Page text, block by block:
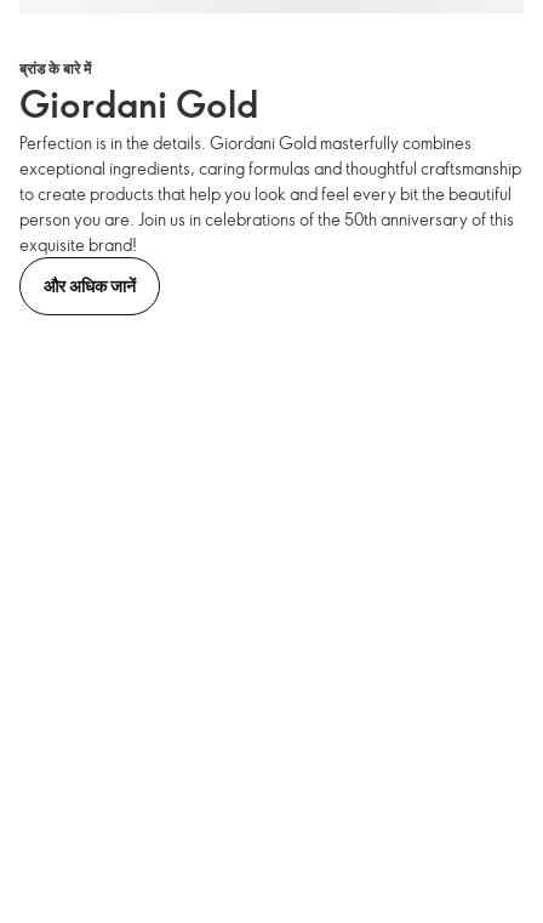
ब्रांड के बारे में
Giordani Gold
Perfection is in the details. Giordani Gold masterfully combines
exceptional ingredients, caring formulas and thoughtful craftsmanship
to create products that help you look and feel every bit the beautiful
person you are. Join us in celebrations of the 50th anniversary of this
exquisite brand!
और अधिक जानें